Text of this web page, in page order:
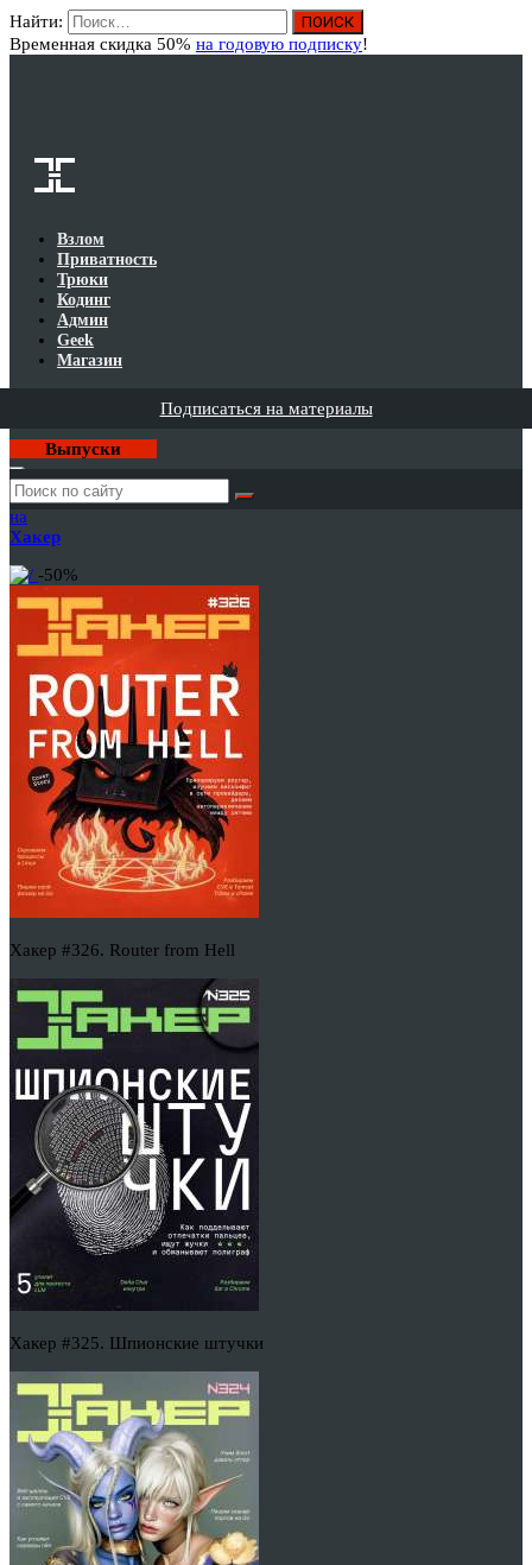
Найти:
Временная скидка 50% на годовую подписку!
Взлом
Приватность
Трюки
Кодинг
Админ
Geek
Магазин
Подписаться на материалы
Выпуски
Годовая
подписка
на
Хакер
-50%
Хакер #326. Router from Hell
Хакер #325. Шпионские штучки